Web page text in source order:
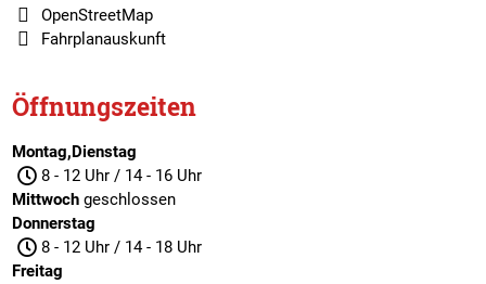
OpenStreetMap
Fahrplanauskunft
Öffnungszeiten
Montag,Dienstag
8 - 12 Uhr / 14 - 16 Uhr
Mittwochgeschlossen
Donnerstag
8 - 12 Uhr / 14 - 18 Uhr
Freitag